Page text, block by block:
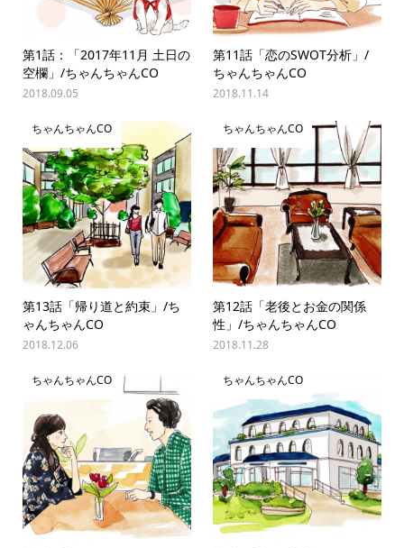
第1話：「2017年11月 ⼟日の
空欄」/ちゃんちゃんCO
2018.09.05
第11話「恋のSWOT分析」/
ちゃんちゃんCO
2018.11.14
ちゃんちゃんCO
第13話「帰り道と約束」/ち
ゃんちゃんCO
2018.12.06
ちゃんちゃんCO
第12話「老後とお金の関係
性」/ちゃんちゃんCO
2018.11.28
ちゃんちゃんCO ちゃんちゃんCO